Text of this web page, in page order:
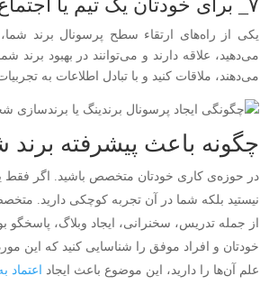
۷_ برای خودتان یک تیم یا اجتماع مرتبط با برندتان تشکیل دهید
یکی از راه‌های ارتقاء سطح پرسونال برند
می‌دهید، علاقه دارند و می‌توانند در بهبود
می‌دهند، ملاقات کنید و با تبادل اطلاعات به
چگونه باعث پیشرفته
در حوزه‌ی کاری خودتان متخصص باشید. اگر فقط
نیستید بلکه شما در آن تجربه کوچکی دارید.
از جمله تدریس، سخنرانی، ایجاد وبلاگ،
خودتان و افراد موفق را شناسایی کنید که این
علم آن‌ها را دارید، این موضوع باعث ایجاد اعتماد